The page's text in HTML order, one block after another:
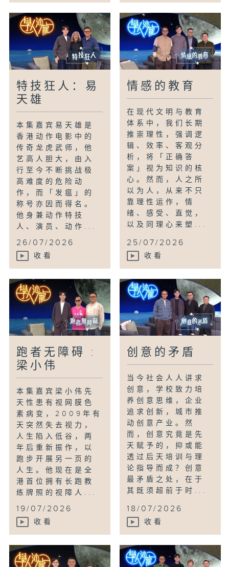
特技狂人：易
天雄
本集嘉宾易天雄是
香港动作电影中的
传奇龙虎武师，他
艺高人胆大，由入
行至今不断挑战极
高难度的危险动
作，而「发瘟」的
称号亦因而得名。
他身兼动作特技
人、演员、动作...
26/07/2026
收看
情感的教育
在现代文明与教育
体系中，我们长期
推崇理性，强调逻
辑、效率、客观分
析，将「正确答
案」视为知识的核
心。然而，人之所
以为人，从来不只
靠理性运作，情
绪、感受、直觉，
以及同理心来塑...
25/07/2026
收看
跑者无障碍 :
梁小伟
本集嘉宾梁小伟先
天性患有视网膜色
素病变，2009年有
天突然失去视力，
人生陷入低谷，两
年后重新振作，以
跑步开展另一页的
人生。他现在是全
港首位拥有长跑教
练牌照的视障人...
19/07/2026
收看
创意的矛盾
当今社会人人讲求
创意，学校致力培
养创意思维，企业
追求创新，城市推
动创意产业。然
而，创意究竟是先
天赋予的，抑或能
透过后天培训与理
论指导而成？创意
最矛盾之处，在于
其既须超前于时...
18/07/2026
收看